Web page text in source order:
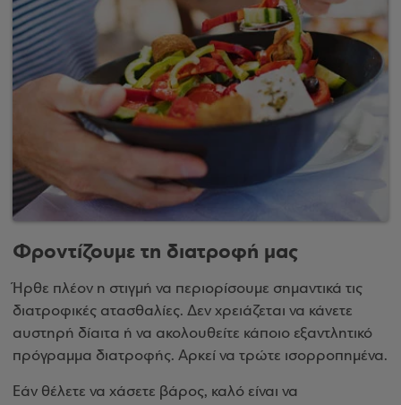
Φροντίζουμε τη διατροφή μας
Ήρθε πλέον η στιγμή να περιορίσουμε σημαντικά τις
διατροφικές ατασθαλίες. Δεν χρειάζεται να κάνετε
αυστηρή δίαιτα ή να ακολουθείτε κάποιο εξαντλητικό
πρόγραμμα διατροφής. Αρκεί να τρώτε ισορροπημένα.
Εάν θέλετε να χάσετε βάρος, καλό είναι να